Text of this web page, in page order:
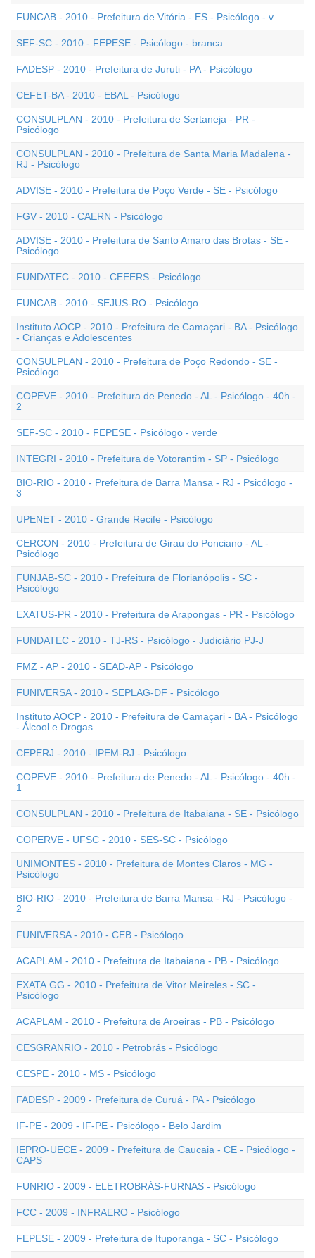
FUNCAB - 2010 - Prefeitura de Vitória - ES - Psicólogo - v
SEF-SC - 2010 - FEPESE - Psicólogo - branca
FADESP - 2010 - Prefeitura de Juruti - PA - Psicólogo
CEFET-BA - 2010 - EBAL - Psicólogo
CONSULPLAN - 2010 - Prefeitura de Sertaneja - PR -
Psicólogo
CONSULPLAN - 2010 - Prefeitura de Santa Maria Madalena -
RJ - Psicólogo
ADVISE - 2010 - Prefeitura de Poço Verde - SE - Psicólogo
FGV - 2010 - CAERN - Psicólogo
ADVISE - 2010 - Prefeitura de Santo Amaro das Brotas - SE -
Psicólogo
FUNDATEC - 2010 - CEEERS - Psicólogo
FUNCAB - 2010 - SEJUS-RO - Psicólogo
Instituto AOCP - 2010 - Prefeitura de Camaçari - BA - Psicólogo
- Crianças e Adolescentes
CONSULPLAN - 2010 - Prefeitura de Poço Redondo - SE -
Psicólogo
COPEVE - 2010 - Prefeitura de Penedo - AL - Psicólogo - 40h -
2
SEF-SC - 2010 - FEPESE - Psicólogo - verde
INTEGRI - 2010 - Prefeitura de Votorantim - SP - Psicólogo
BIO-RIO - 2010 - Prefeitura de Barra Mansa - RJ - Psicólogo -
3
UPENET - 2010 - Grande Recife - Psicólogo
CERCON - 2010 - Prefeitura de Girau do Ponciano - AL -
Psicólogo
FUNJAB-SC - 2010 - Prefeitura de Florianópolis - SC -
Psicólogo
EXATUS-PR - 2010 - Prefeitura de Arapongas - PR - Psicólogo
FUNDATEC - 2010 - TJ-RS - Psicólogo - Judiciário PJ-J
FMZ - AP - 2010 - SEAD-AP - Psicólogo
FUNIVERSA - 2010 - SEPLAG-DF - Psicólogo
Instituto AOCP - 2010 - Prefeitura de Camaçari - BA - Psicólogo
- Álcool e Drogas
CEPERJ - 2010 - IPEM-RJ - Psicólogo
COPEVE - 2010 - Prefeitura de Penedo - AL - Psicólogo - 40h -
1
CONSULPLAN - 2010 - Prefeitura de Itabaiana - SE - Psicólogo
COPERVE - UFSC - 2010 - SES-SC - Psicólogo
UNIMONTES - 2010 - Prefeitura de Montes Claros - MG -
Psicólogo
BIO-RIO - 2010 - Prefeitura de Barra Mansa - RJ - Psicólogo -
2
FUNIVERSA - 2010 - CEB - Psicólogo
ACAPLAM - 2010 - Prefeitura de Itabaiana - PB - Psicólogo
EXATA.GG - 2010 - Prefeitura de Vitor Meireles - SC -
Psicólogo
ACAPLAM - 2010 - Prefeitura de Aroeiras - PB - Psicólogo
CESGRANRIO - 2010 - Petrobrás - Psicólogo
CESPE - 2010 - MS - Psicólogo
FADESP - 2009 - Prefeitura de Curuá - PA - Psicólogo
IF-PE - 2009 - IF-PE - Psicólogo - Belo Jardim
IEPRO-UECE - 2009 - Prefeitura de Caucaia - CE - Psicólogo -
CAPS
FUNRIO - 2009 - ELETROBRÁS-FURNAS - Psicólogo
FCC - 2009 - INFRAERO - Psicólogo
FEPESE - 2009 - Prefeitura de Ituporanga - SC - Psicólogo